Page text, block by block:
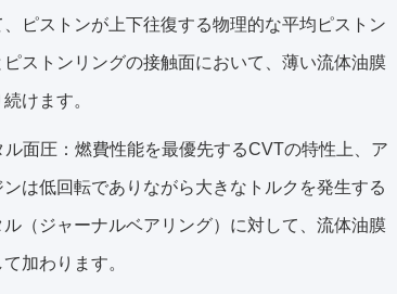
ピストンが上下往復する物理的な平均ピストン
ストンリングの接触面において、薄い流体油膜
けます。
面圧：燃費性能を最優先するCVTの特性上、ア
は低回転でありながら大きなトルクを発生する
（ジャーナルベアリング）に対して、流体油膜
加わります。